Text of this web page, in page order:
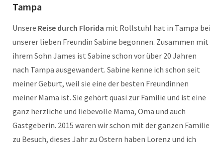
Tampa
Unsere Reise durch Florida mit Rollstuhl hat in Tampa bei
unserer lieben Freundin Sabine begonnen. Zusammen mit
ihrem Sohn James ist Sabine schon vor über 20 Jahren
nach Tampa ausgewandert. Sabine kenne ich schon seit
meiner Geburt, weil sie eine der besten Freundinnen
meiner Mama ist. Sie gehört quasi zur Familie und ist eine
ganz herzliche und liebevolle Mama, Oma und auch
Gastgeberin. 2015 waren wir schon mit der ganzen Familie
zu Besuch, dieses Jahr zu Ostern haben Lorenz und ich